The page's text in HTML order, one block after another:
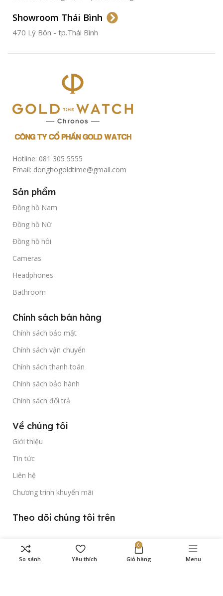
Showroom Thái Bình
470 Lý Bôn - tp.Thái Bình
Hotline: 081 305 5555
Email: donghogoldtime@gmail.com
Sản phẩm
Đồng hồ Nam
Đồng hồ Nữ
Đồng hồ hôi
Cameras
Headphones
Bathroom
Chính sách bán hàng
Chính sách bảo mật
Chính sách vận chuyển
Chính sách thanh toán
Chính sách bảo hành
Chính sách đổi trả
Về chúng tôi
Giới thiệu
Tin tức
Liên hệ
Chương trình khuyến mãi
Theo dõi chúng tôi trên
Bản quyền thuộc về Gold Time Watch © 2023.
So sánh Yêu thích
0
Giỏ hàng Menu